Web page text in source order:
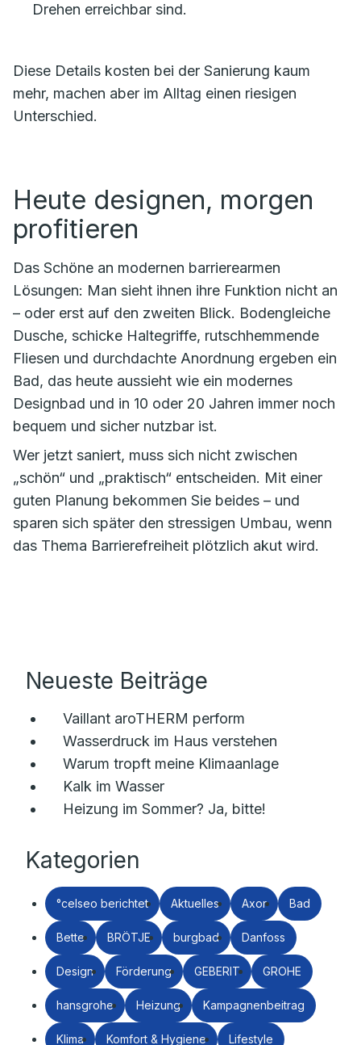
Drehen erreichbar sind.
Diese Details kosten bei der Sanierung kaum
mehr, machen aber im Alltag einen riesigen
Unterschied.
Heute designen, morgen
profitieren
Das Schöne an modernen barrierearmen
Lösungen: Man sieht ihnen ihre Funktion nicht an
– oder erst auf den zweiten Blick. Bodengleiche
Dusche, schicke Haltegriffe, rutschhemmende
Fliesen und durchdachte Anordnung ergeben ein
Bad, das heute aussieht wie ein modernes
Designbad und in 10 oder 20 Jahren immer noch
bequem und sicher nutzbar ist.
Wer jetzt saniert, muss sich nicht zwischen
„schön“ und „praktisch“ entscheiden. Mit einer
guten Planung bekommen Sie beides – und
sparen sich später den stressigen Umbau, wenn
das Thema Barrierefreiheit plötzlich akut wird.
Neueste Beiträge
Vaillant aroTHERM perform
Wasserdruck im Haus verstehen
Warum tropft meine Klimaanlage
Kalk im Wasser
Heizung im Sommer? Ja, bitte!
Kategorien
°celseo berichtet Aktuelles Axor Bad
Bette BRÖTJE burgbad Danfoss
Design Förderung GEBERIT GROHE
hansgrohe Heizung Kampagnenbeitrag
Klima Komfort & Hygiene Lifestyle